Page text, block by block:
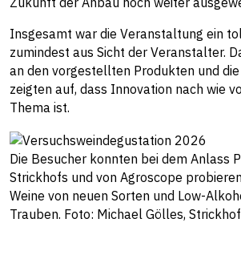
Insgesamt war die Veranstaltung ein
zumindest aus Sicht der Veranstalter.
an den vorgestellten Produkten und
zeigten auf, dass Innovation nach wie
Thema ist.
Die Besucher konnten bei dem Anlass
Strickhofs und von Agroscope
Weine von neuen Sorten und Low-
Trauben. Foto: Michael Gölles, Strickhof